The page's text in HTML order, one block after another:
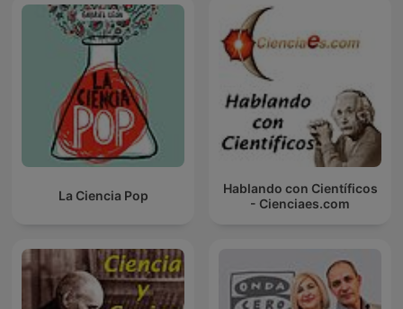
La Ciencia Pop
Hablando con Científicos
- Cienciaes.com